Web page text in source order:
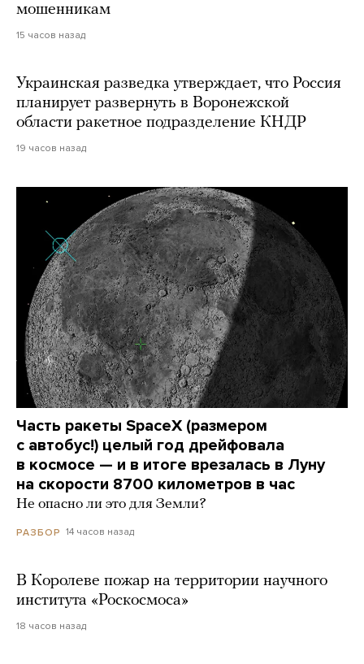
мошенникам
15 часов назад
Украинская разведка утверждает, что Россия
планирует развернуть в Воронежской
области ракетное подразделение КНДР
19 часов назад
Часть ракеты SpaceX (размером
с автобус!) целый год дрейфовала
в космосе — и в итоге врезалась в Луну
на скорости 8700 километров в час
Не опасно ли это для Земли?
РАЗБОР 14 часов назад
В Королеве пожар на территории научного
института «Роскосмоса»
18 часов назад